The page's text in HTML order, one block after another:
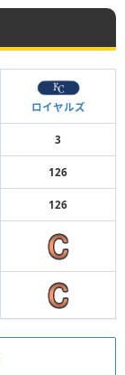
ロイヤルズ
3
126
126